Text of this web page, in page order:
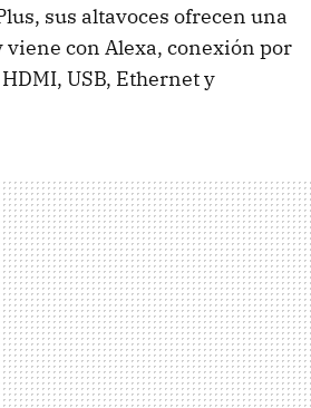
sus altavoces ofrecen una
viene con Alexa, conexión por
USB, Ethernet y